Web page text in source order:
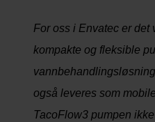
For oss i Envatec er det
kompakte og fleksible
også leveres som
TacoFlow3 pumpen